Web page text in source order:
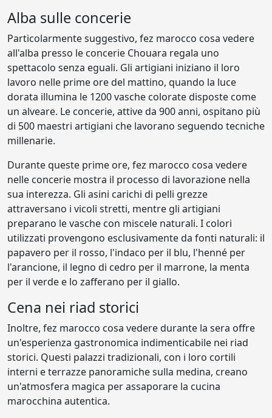
Alba sulle concerie
Particolarmente suggestivo, fez marocco cosa vedere
all'alba presso le concerie Chouara regala uno
spettacolo senza eguali. Gli artigiani iniziano il loro
lavoro nelle prime ore del mattino, quando la luce
dorata illumina le 1200 vasche colorate disposte come
un alveare. Le concerie, attive da 900 anni, ospitano più
di 500 maestri artigiani che lavorano seguendo tecniche
millenarie.
Durante queste prime ore, fez marocco cosa vedere
nelle concerie mostra il processo di lavorazione nella
sua interezza. Gli asini carichi di pelli grezze
attraversano i vicoli stretti, mentre gli artigiani
preparano le vasche con miscele naturali. I colori
utilizzati provengono esclusivamente da fonti naturali: il
papavero per il rosso, l'indaco per il blu, l'henné per
l'arancione, il legno di cedro per il marrone, la menta
per il verde e lo zafferano per il giallo.
Cena nei riad storici
Inoltre, fez marocco cosa vedere durante la sera offre
un'esperienza gastronomica indimenticabile nei riad
storici. Questi palazzi tradizionali, con i loro cortili
interni e terrazze panoramiche sulla medina, creano
un'atmosfera magica per assaporare la cucina
marocchina autentica.